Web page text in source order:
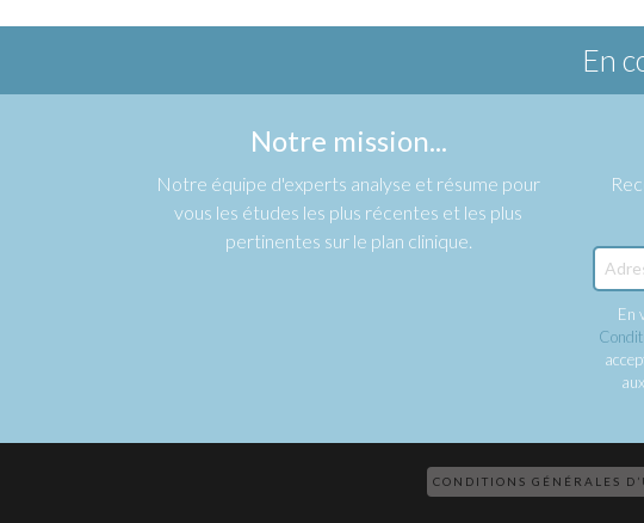
En
Notre mission...
Notre équipe d'experts analyse et résume pour
vous les études les plus récentes et les plus
pertinentes sur le plan clinique.
En
CONDITIONS GÉNÉRALES